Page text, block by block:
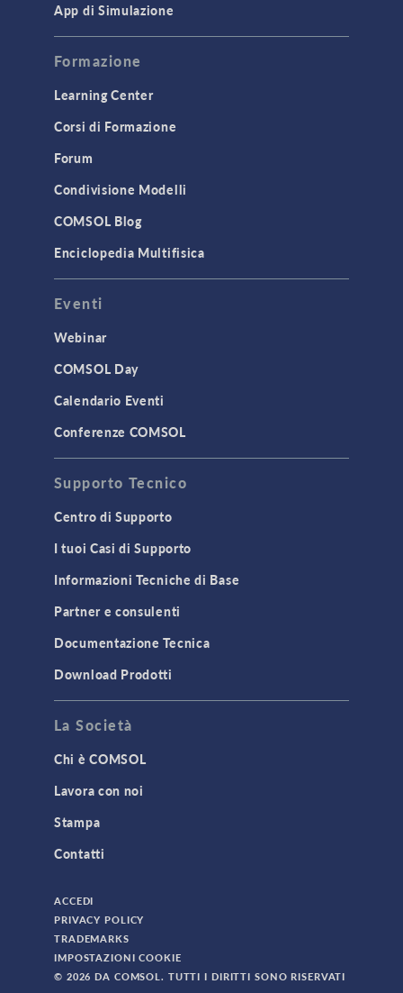
App di Simulazione
Formazione
Learning Center
Corsi di Formazione
Forum
Condivisione Modelli
COMSOL Blog
Enciclopedia Multifisica
Eventi
Webinar
COMSOL Day
Calendario Eventi
Conferenze COMSOL
Supporto Tecnico
Centro di Supporto
I tuoi Casi di Supporto
Informazioni Tecniche di Base
Partner e consulenti
Documentazione Tecnica
Download Prodotti
La Società
Chi è COMSOL
Lavora con noi
Stampa
Contatti
ACCEDI
PRIVACY POLICY
TRADEMARKS
IMPOSTAZIONI COOKIE
© 2026 DA COMSOL. TUTTI I DIRITTI SONO RISERVATI